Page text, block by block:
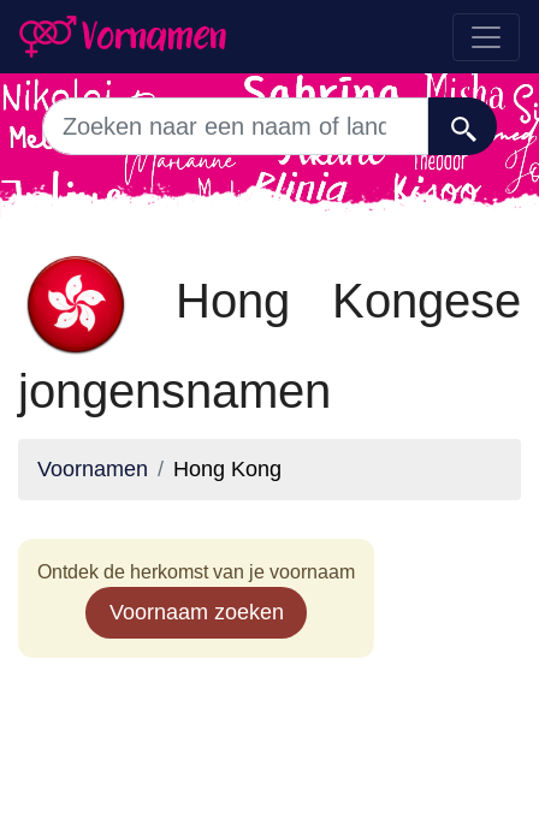
Hong Kongese
jongensnamen
Voornamen Hong Kong
Ontdek de herkomst van je voornaam
Voornaam zoeken